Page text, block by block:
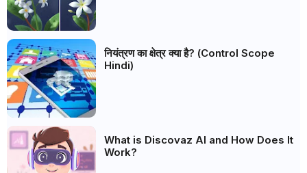
नियंत्रण का क्षेत्र क्या है? (Control Scope
Hindi)
What is Discovaz AI and How Does It
Work?